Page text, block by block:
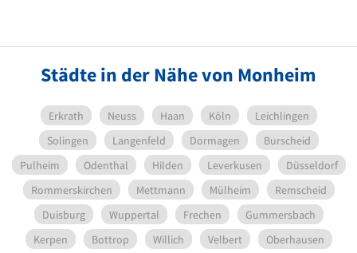
Städte in der Nähe von Monheim
Erkrath Neuss Haan Köln
Leichlingen
Solingen
Langenfeld Dormagen
Burscheid
Pulheim
Odenthal Hilden Leverkusen
Düsseldorf
Rommerskirchen
Mettmann Mülheim
Remscheid
Duisburg
Wuppertal Frechen
Gummersbach
Kerpen
Bottrop Willich Velbert
Oberhausen